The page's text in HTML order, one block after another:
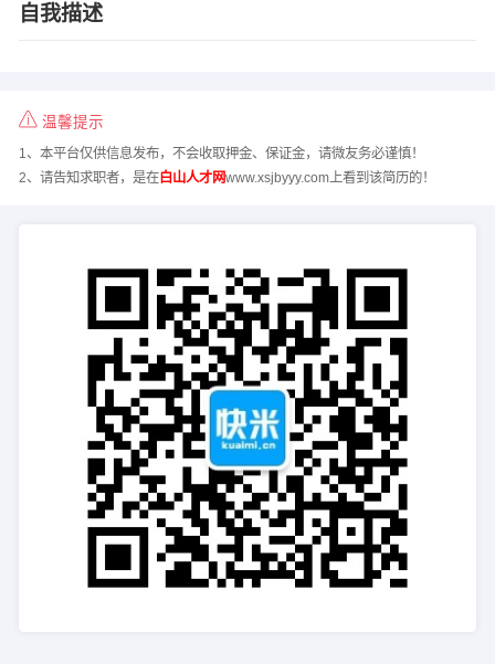
自我描述
温馨提示
1、本平台仅供信息发布，不会收取押金、保证金，请微友务必谨慎！
2、请告知求职者，是在白山人才网www.xsjbyyy.com上看到该简历的！